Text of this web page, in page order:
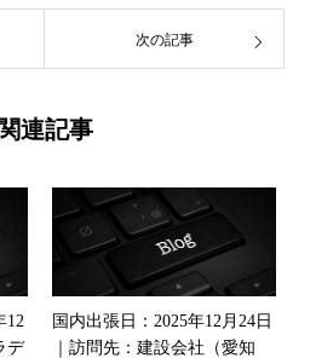
次の記事
関連記事
12
デ
国内出張日：2025年12月24日
｜訪問先：建設会社（愛知